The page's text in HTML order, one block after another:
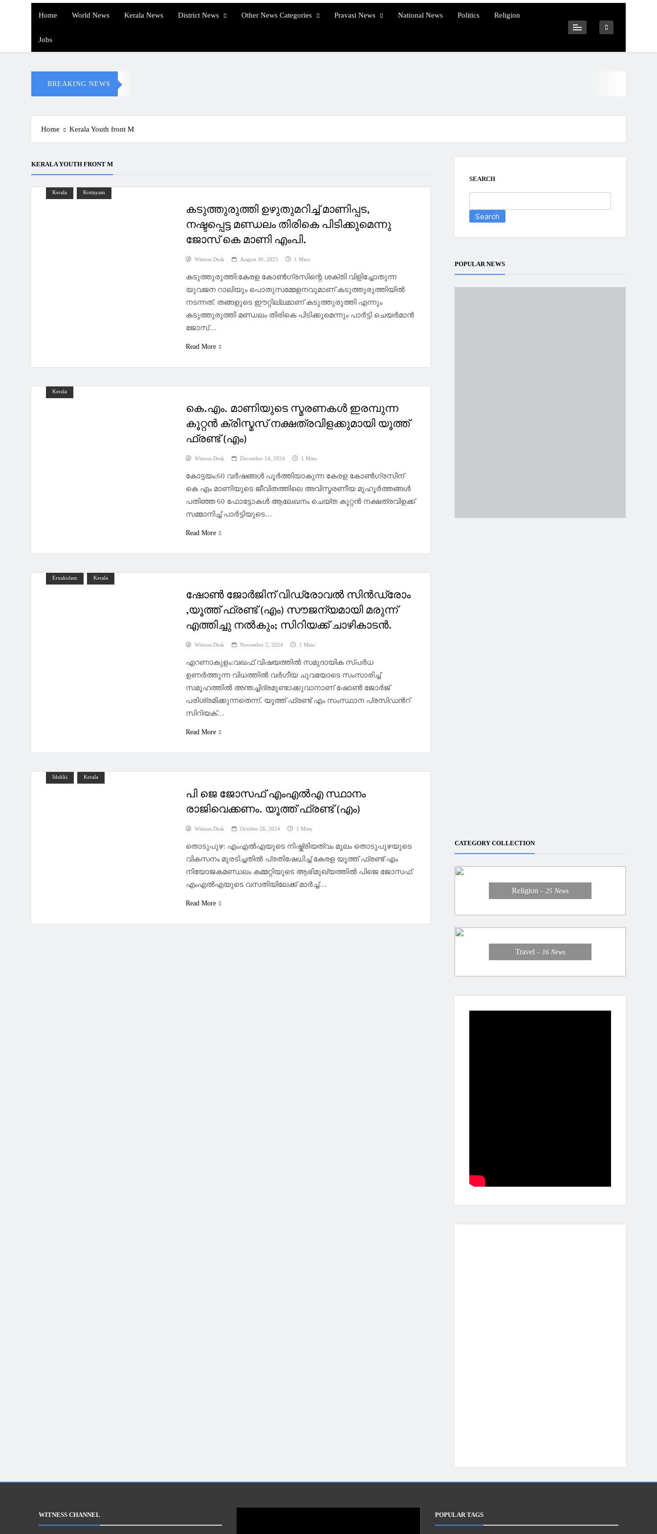
Home World News Kerala News District News Other News Categories Pravasi News National News Politics Religion
Jobs
BREAKING NEWS
Home Kerala Youth front M
KERALA YOUTH FRONT M
Kerala Kottayam
കടുത്തുരുത്തി ഉഴുതുമറിച്ച് മാണിപ്പട,
നഷ്ടപ്പെട്ട മണ്ഡലം തിരികെ പിടിക്കുമെന്നു
ജോസ് കെ മാണി എംപി.
Witness Desk August 30, 2025 1 Mins
കടുത്തുരുത്തി:കേരള കോൺഗ്രസിന്റെ ശക്തി വിളിച്ചോതുന്ന
യുവജന റാലിയും പൊതുസമ്മേളനവുമാണ് കടുത്തുരുത്തിയിൽ
നടന്നത്. തങ്ങളുടെ ഈറ്റില്ലമാണ് കടുത്തുരുത്തി എന്നും
കടുത്തുരുത്തി മണ്ഡലം തിരികെ പിടിക്കുമെന്നും പാർട്ടി ചെയർമാൻ
ജോസ്…
Read More
Kerala
കെ.എം. മാണിയുടെ സ്മരണകൾ ഇരമ്പുന്ന
കൂറ്റൻ ക്രിസ്മസ് നക്ഷത്രവിളക്കുമായി യൂത്ത്
ഫ്രണ്ട് (എം)
Witness Desk December 14, 2024 1 Mins
കോട്ടയം:60 വർഷങ്ങൾ പൂർത്തിയാകുന്ന കേരള കോൺഗ്രസിന്
കെ എം മാണിയുടെ ജീവിതത്തിലെ അവിസ്മരണീയ മുഹൂർത്തങ്ങൾ
പതിഞ്ഞ 60 ഫോട്ടോകൾ ആലേഖനം ചെയ്ത കൂറ്റൻ നക്ഷത്രവിളക്ക്
സമ്മാനിച്ച് പാർട്ടിയുടെ…
Read More
Ernakulam Kerala
ഷോൺ ജോർജിന് വിഡ്രോവൽ സിൻഡ്രോം
,യൂത്ത് ഫ്രണ്ട് (എം) സൗജന്യമായി മരുന്ന്
എത്തിച്ചു നൽകും; സിറിയക്ക് ചാഴികാടൻ.
Witness Desk November 2, 2024 1 Mins
എറണാകുളം:വഖഫ് വിഷയത്തിൽ സമുദായിക സ്പർധ
ഉണർത്തുന്ന വിധത്തിൽ വർഗീയ ചുവയോടെ സംസാരിച്ച്
സമൂഹത്തിൽ അന്തച്ചിദ്രമുണ്ടാക്കുവാനാണ് ഷോൺ ജോർജ്
പരിശ്രമിക്കുന്നതെന്ന്. യൂത്ത് ഫ്രണ്ട് എം സംസ്ഥാന പ്രസിഡൻറ്
സിറിയക്…
Read More
Idukki Kerala
പി ജെ ജോസഫ് എംഎൽഎ സ്ഥാനം
രാജിവെക്കണം. യൂത്ത് ഫ്രണ്ട് (എം)
Witness Desk October 26, 2024 1 Mins
തൊടുപുഴ: എംഎൽഎയുടെ നിഷ്ക്രിയത്വം മൂലം തൊടുപുഴയുടെ
വികസനം മുരടിച്ചതിൽ പ്രതിഷേധിച്ച് കേരള യൂത്ത് ഫ്രണ്ട് എം
നിയോജകമണ്ഡലം കമ്മറ്റിയുടെ ആഭിമുഖ്യത്തിൽ പിജെ ജോസഫ്
എംഎൽഎയുടെ വസതിയിലേക്ക് മാർച്ച്…
Read More
SEARCH
Search
POPULAR NEWS
CATEGORY COLLECTION
Religion 25News
Travel 16News
WITNESS CHANNEL POPULAR TAGS